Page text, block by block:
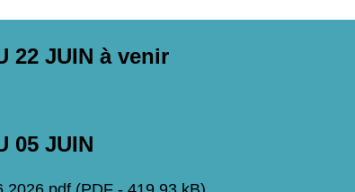
22 JUIN à venir
05 JUIN